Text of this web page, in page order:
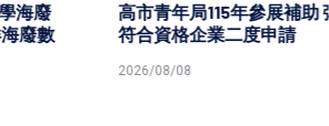
高市青年局115年參展補助 彈性開放
符合資格企業二度申請
2026/08/08